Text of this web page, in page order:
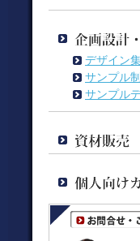
デザイン
サンプル
サンプル